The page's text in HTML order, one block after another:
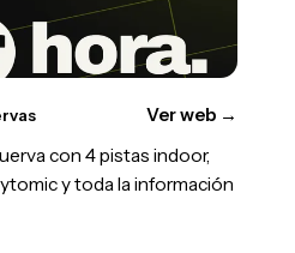
Ver web →
con 4 pistas indoor,
y toda la información